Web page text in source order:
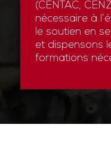
(CENTAC,
nécessaire à
le soutien en
et dispensons
formations